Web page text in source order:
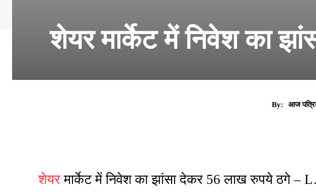
शेयर मार्केट में निवेश का
By: आज
शेयर मार्केट में निवेश का झांसा देकर 56 लाख रुपये ठगे –